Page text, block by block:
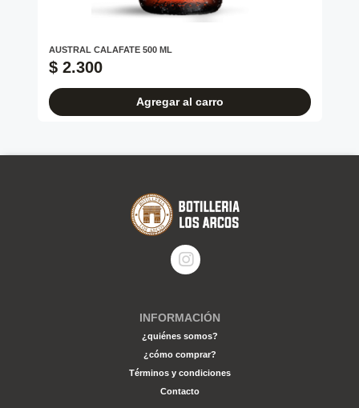
AUSTRAL CALAFATE 500 ML
$ 2.300
Agregar al carro
INFORMACIÓN
¿quiénes somos?
¿cómo comprar?
Términos y condiciones
Contacto